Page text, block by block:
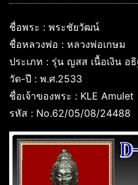
ชื่อพระ : พระชัยวัฒน์
ชื่อหลวงพ่อ : หลวงพ่อเกษม
ประเภท : รุ่น ญสส เนื้อเงิน อ
วัด-ปี : พ.ศ.2533
ชื่อเจ้าของพระ : KLE Amulet
รหัส : No.62/05/08/24488